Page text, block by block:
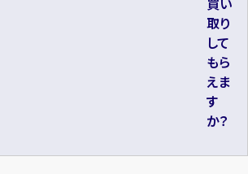
取り
して
もら
えま
す
か？